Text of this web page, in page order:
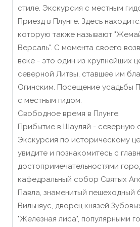
стиле. Экскурсия с местным
Приезд в Плунге. Здесь
которую также называют
Версаль". С момента своего
веке - это один из крупнейших
северной Литвы, ставшее им
Огинским. Посещение усадьбы
с местным гидом.
Свободное время в Плунге.
Прибытие в Шауляй - северную
Экскурсия по историческому
увидите и познакомитесь с
достопримечательностями
кафедральный собор Святых
Павла, знаменитый пешеходный
Вильняус, дворец князей
"Железная лиса", популярными